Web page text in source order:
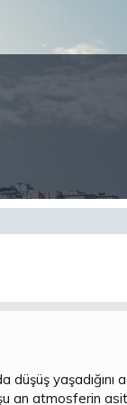
yaşadığını
an atmosferin